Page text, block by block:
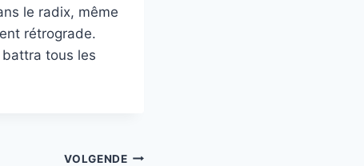
le radix, même
rétrograde.
tous les
VOLGENDE